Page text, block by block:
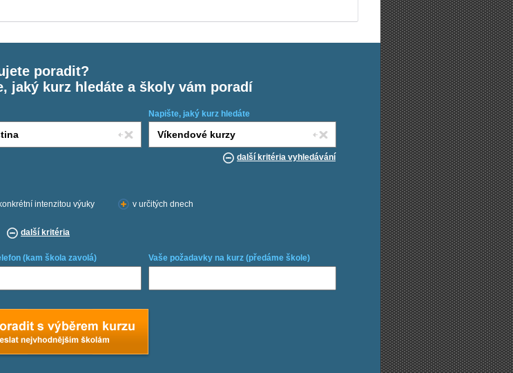
poradit?
jaký kurz hledáte a školy vám poradí
Napište, jaký kurz hledáte
další kritéria vyhledávání
intenzitou výuky v určitých dnech
další kritéria
(kam škola zavolá) Vaše požadavky na kurz (předáme škole)